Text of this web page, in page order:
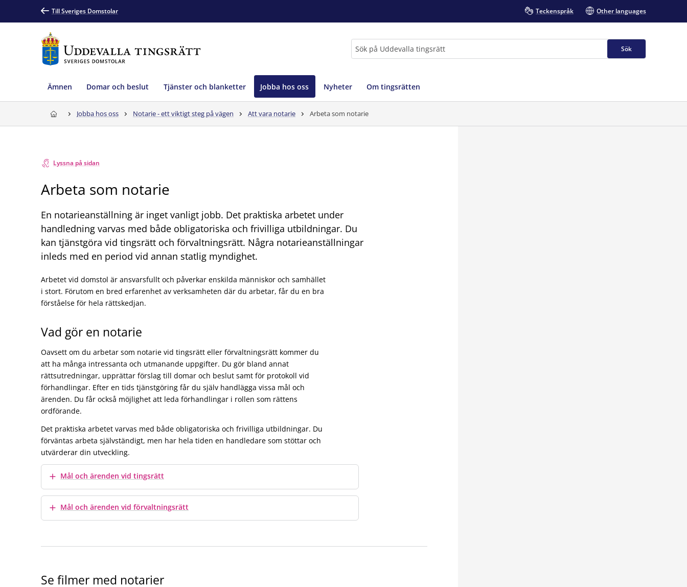
Till Sveriges Domstolar Teckenspråk Other languages
Sök
Ämnen Domar och beslut Tjänster och blanketter Jobba hos oss Nyheter Om tingsrätten
Jobba hos oss Notarie - ett viktigt steg på vägen Att vara notarie Arbeta som notarie
Lyssna på sidan
Arbeta som notarie
En notarieanställning är inget vanligt jobb. Det praktiska arbetet under
handledning varvas med både obligatoriska och frivilliga utbildningar. Du
kan tjänstgöra vid tingsrätt och förvaltningsrätt. Några notarieanställningar
inleds med en period vid annan statlig myndighet.
Arbetet vid domstol är ansvarsfullt och påverkar enskilda människor och samhället
i stort. Förutom en bred erfarenhet av verksamheten där du arbetar, får du en bra
förståelse för hela rättskedjan.
Vad gör en notarie
Oavsett om du arbetar som notarie vid tingsrätt eller förvaltningsrätt kommer du
att ha många intressanta och utmanande uppgifter. Du gör bland annat
rättsutredningar, upprättar förslag till domar och beslut samt för protokoll vid
förhandlingar. Efter en tids tjänstgöring får du själv handlägga vissa mål och
ärenden. Du får också möjlighet att leda förhandlingar i rollen som rättens
ordförande.
Det praktiska arbetet varvas med både obligatoriska och frivilliga utbildningar. Du
förväntas arbeta självständigt, men har hela tiden en handledare som stöttar och
utvärderar din utveckling.
Visa merMål och ärenden vid tingsrätt
Visa merMål och ärenden vid förvaltningsrätt
Se filmer med notarier